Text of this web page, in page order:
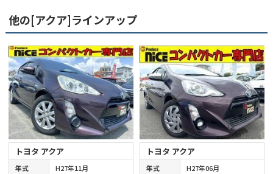
他の[アクア]ラインアップ
トヨタ アクア
年式
H27年11月
トヨタ アクア
年式
H27年06月